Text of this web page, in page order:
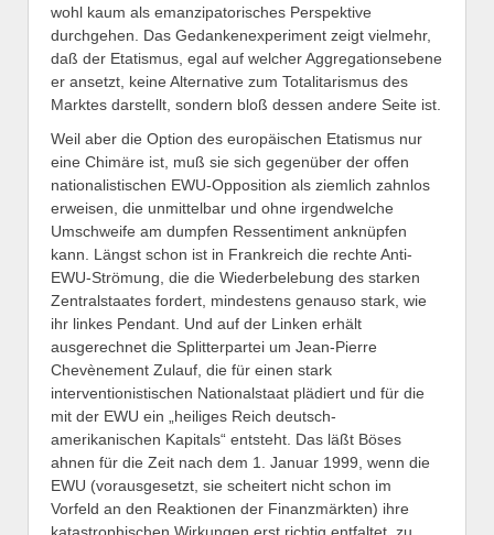
wohl kaum als emanzipatorisches Perspektive
durchgehen. Das Gedankenexperiment zeigt vielmehr,
daß der Etatismus, egal auf welcher Aggregationsebene
er ansetzt, keine Alternative zum Totalitarismus des
Marktes darstellt, sondern bloß dessen andere Seite ist.
Weil aber die Option des europäischen Etatismus nur
eine Chimäre ist, muß sie sich gegenüber der offen
nationalistischen EWU-Opposition als ziemlich zahnlos
erweisen, die unmittelbar und ohne irgendwelche
Umschweife am dumpfen Ressentiment anknüpfen
kann. Längst schon ist in Frankreich die rechte Anti-
EWU-Strömung, die die Wiederbelebung des starken
Zentralstaates fordert, mindestens genauso stark, wie
ihr linkes Pendant. Und auf der Linken erhält
ausgerechnet die Splitterpartei um Jean-Pierre
Chevènement Zulauf, die für einen stark
interventionistischen Nationalstaat plädiert und für die
mit der EWU ein „heiliges Reich deutsch-
amerikanischen Kapitals“ entsteht. Das läßt Böses
ahnen für die Zeit nach dem 1. Januar 1999, wenn die
EWU (vorausgesetzt, sie scheitert nicht schon im
Vorfeld an den Reaktionen der Finanzmärkten) ihre